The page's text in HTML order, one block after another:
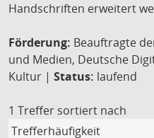
Handschriften erweitert
Förderung: Beauftragte
und Medien, Deutsche
Kultur | Status: laufend
1 Treffer sortiert nach